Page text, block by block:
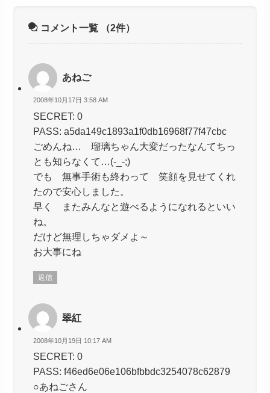
コメント一覧 （2件）
あねご
2008年10月17日 3:58 AM
SECRET: 0
PASS: a5da149c1893a1f0db16968f77f47cbc
ごめんね… 瑠璃ちゃん大変だったなんてちっ
とも知らなくて…(-_-;)
でも 無事手術も終わって 笑顔を見せてくれ
たので安心しました。
早く またみんなと遊べるようになれるといい
ね。
だけど無理しちゃダメよ～
お大事にね
返信
翠紅
2008年10月19日 10:17 AM
SECRET: 0
PASS: f46ed6e06e106bfbbdc3254078c62879
○あねごさん